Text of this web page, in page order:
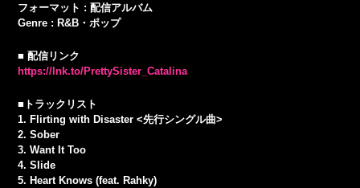
フォーマット : 配信アルバム
Genre : R&B・ポップ
■ 配信リンク
https://lnk.to/PrettySister_Catalina
■トラックリスト
1. Flirting with Disaster <先行シングル曲>
2. Sober
3. Want It Too
4. Slide
5. Heart Knows (feat. Rahky)